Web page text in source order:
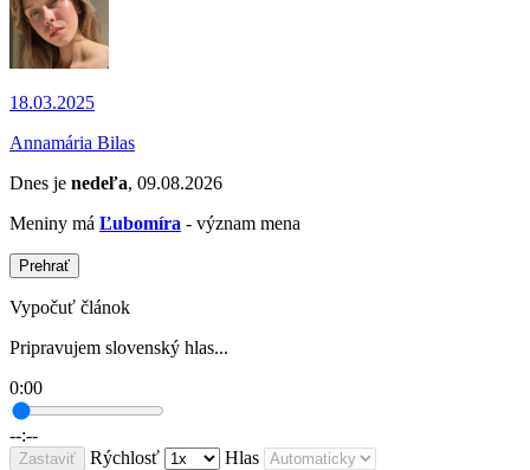
18.03.2025
Annamária Bilas
Dnes je nedeľa, 09.08.2026
Meniny má Ľubomíra - význam mena
Prehrať
Vypočuť článok
Pripravujem slovenský hlas...
0:00
--:--
Zastaviť Rýchlosť Hlas